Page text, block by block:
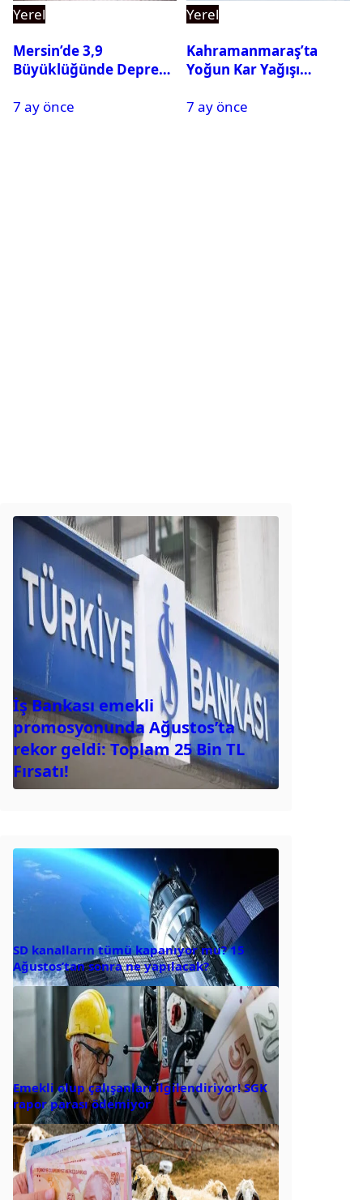
Yerel
Mersin’de 3,9
Büyüklüğünde Deprem
7 ay önce
Yerel
Kahramanmaraş’ta
Yoğun Kar Yağışı
Tatil
7 ay önce
İş Bankası emekli
promosyonunda Ağustos’ta
rekor geldi: Toplam 25 Bin TL
Fırsatı!
SD kanalların tümü kapanıyor mu? 15
Ağustos’tan sonra ne yapılacak?
Emekli olup çalışanları ilgilendiriyor! SGK
rapor parası ödemiyor